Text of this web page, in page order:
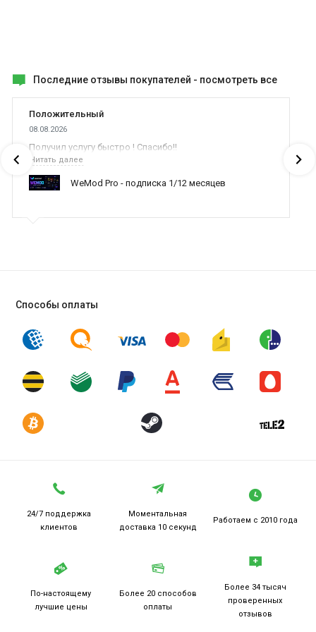
Последние отзывы покупателей - посмотреть все
Положительный
08.08.2026
Получил услугу быстро ! Спасибо!!
Читать далее
WeMod Pro - подписка 1/12 месяцев
Способы оплаты
24/7 поддержка
клиентов
Моментальная
доставка 10 секунд
Работаем с 2010 года
По-настоящему
лучшие цены
Более 20 способов
оплаты
Более 34 тысяч
проверенных
отзывов